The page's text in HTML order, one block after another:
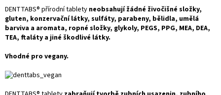
DENTTABS® přírodní tablety neobsahují žádné živočišné složky,
gluten, konzervační látky, sulfáty, parabeny, bělidla, umělá
barviva a aromata, ropné složky, glykoly, PEGS, PPG, MEA, DEA,
TEA, ftaláty a jiné škodlivé látky.
Vhodné pro vegany.